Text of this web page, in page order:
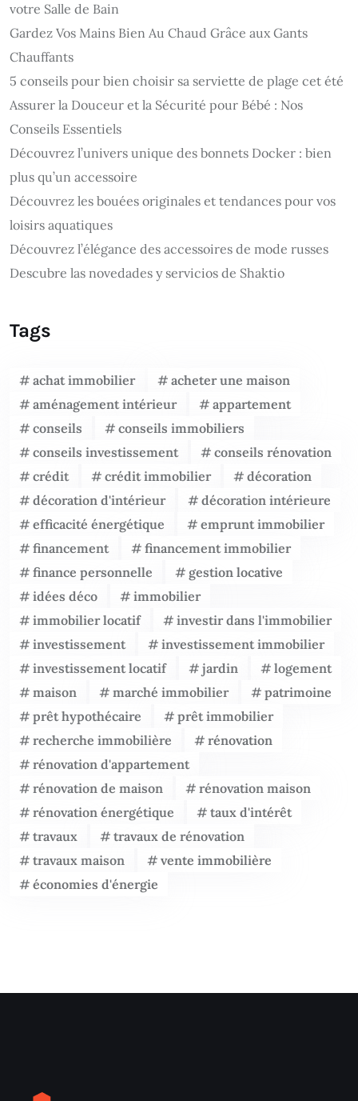
votre Salle de Bain
Gardez Vos Mains Bien Au Chaud Grâce aux Gants
Chauffants
5 conseils pour bien choisir sa serviette de plage cet été
Assurer la Douceur et la Sécurité pour Bébé : Nos
Conseils Essentiels
Découvrez l’univers unique des bonnets Docker : bien
plus qu’un accessoire
Découvrez les bouées originales et tendances pour vos
loisirs aquatiques
Découvrez l’élégance des accessoires de mode russes
Descubre las novedades y servicios de Shaktio
Tags
achat immobilier
acheter une maison
aménagement intérieur
appartement
conseils
conseils immobiliers
conseils investissement
conseils rénovation
crédit
crédit immobilier
décoration
décoration d'intérieur
décoration intérieure
efficacité énergétique
emprunt immobilier
financement
financement immobilier
finance personnelle
gestion locative
idées déco
immobilier
immobilier locatif
investir dans l'immobilier
investissement
investissement immobilier
investissement locatif
jardin
logement
maison
marché immobilier
patrimoine
prêt hypothécaire
prêt immobilier
recherche immobilière
rénovation
rénovation d'appartement
rénovation de maison
rénovation maison
rénovation énergétique
taux d'intérêt
travaux
travaux de rénovation
travaux maison
vente immobilière
économies d'énergie